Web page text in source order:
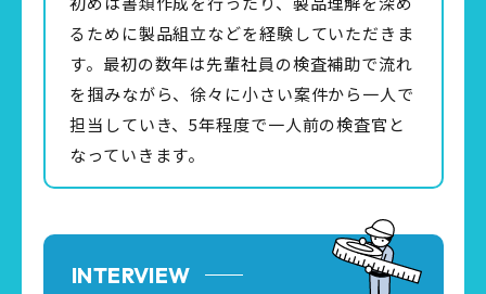
るために製品組立などを経験していただきま
す。最初の数年は先輩社員の検査補助で流れ
を掴みながら、徐々に小さい案件から一人で
担当していき、5年程度で一人前の検査官と
なっていきます。
INTERVIEW